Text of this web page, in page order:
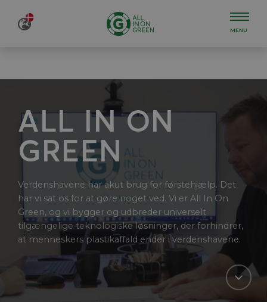
MENU
ALL IN ON
GREEN
Verdenshavene har akut brug for førstehjælp. Det
har vi sat os for at gøre noget ved. Vi er All In On
Green, og vi bygger og udbreder universelt
tilgængelige teknologiske løsninger, der forhindrer,
at menneskers plastikaffald ender i verdenshavene.